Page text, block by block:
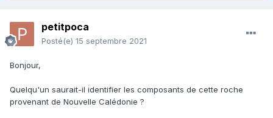
petitpoca
Posté(e) 15 septembre 2021
Bonjour,
Quelqu'un saurait-il identifier les composants de cette roche
provenant de Nouvelle Calédonie ?